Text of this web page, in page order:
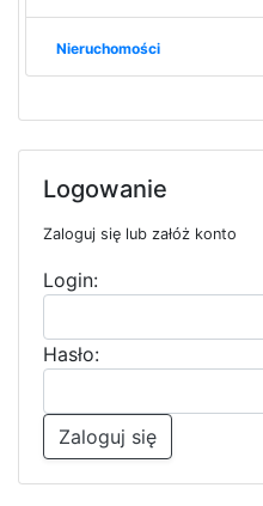
Nieruchomości
Logowanie
Zaloguj się lub załóż konto
Login:
Hasło:
Zaloguj się